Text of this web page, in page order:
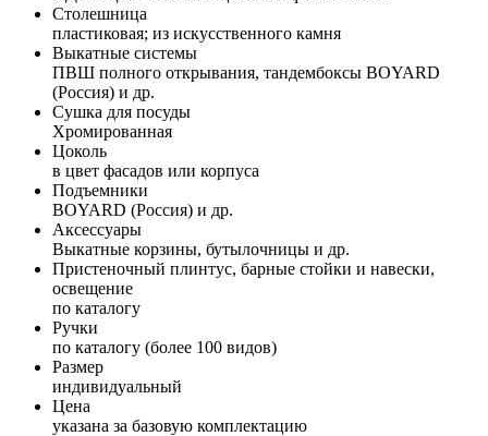
Столешница
пластиковая; из искусственного камня
Выкатные системы
ПВШ полного открывания, тандембоксы BOYARD
(Россия) и др.
Сушка для посуды
Хромированная
Цоколь
в цвет фасадов или корпуса
Подъемники
BOYARD (Россия) и др.
Аксессуары
Выкатные корзины, бутылочницы и др.
Пристеночный плинтус, барные стойки и навески,
освещение
по каталогу
Ручки
по каталогу (более 100 видов)
Размер
индивидуальный
Цена
указана за базовую комплектацию